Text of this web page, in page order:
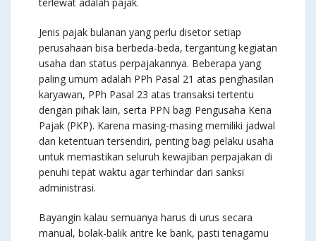
Jenis pajak bulanan yang perlu disetor setiap
perusahaan bisa berbeda-beda, tergantung kegiatan
usaha dan status perpajakannya. Beberapa yang
paling umum adalah PPh Pasal 21 atas penghasilan
karyawan, PPh Pasal 23 atas transaksi tertentu
dengan pihak lain, serta PPN bagi Pengusaha Kena
Pajak (PKP). Karena masing-masing memiliki jadwal
dan ketentuan tersendiri, penting bagi pelaku usaha
untuk memastikan seluruh kewajiban perpajakan di
penuhi tepat waktu agar terhindar dari sanksi
administrasi.
Bayangin kalau semuanya harus di urus secara
manual, bolak-balik antre ke bank, pasti tenagamu